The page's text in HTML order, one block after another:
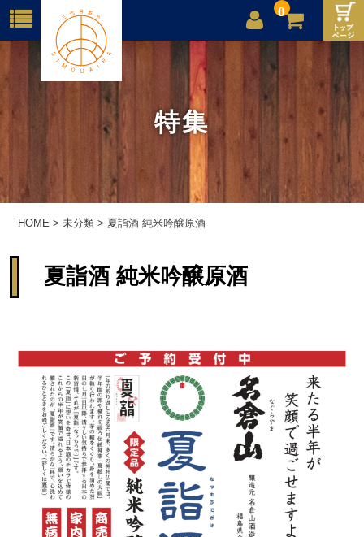
0
店舗案内
ご利用案内
送料
お問合せ
特集
HOME >未分類 > 夏詣酒 純米吟醸原酒
夏詣酒 純米吟醸原酒